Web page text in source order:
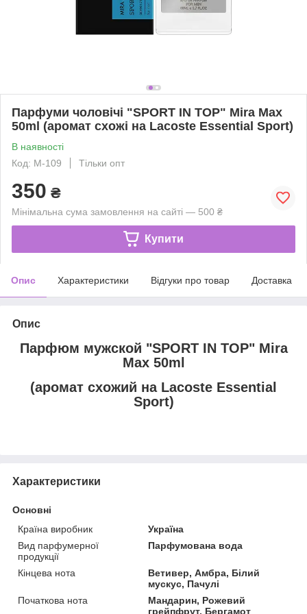
Парфуми чоловічі "SPORT IN TOP" Mira Max
50ml (аромат схожі на Lacoste Essential Sport)
В наявності
Код: М-109
Тільки опт
350 ₴
Мінімальна сума замовлення на сайті — 500 ₴
Купити
Опис Характеристики Відгуки про товар Доставка
Опис
Парфюм мужской "SPORT IN TOP" Mira
Max 50ml
(аромат схожий на Lacoste Essential
Sport)
Характеристики
Основні
Країна виробник
Україна
Вид парфумерної
продукції
Парфумована вода
Кінцева нота
Ветивер, Амбра, Білий
мускус, Пачулі
Початкова нота
Мандарин, Рожевий
грейпфрут, Бергамот